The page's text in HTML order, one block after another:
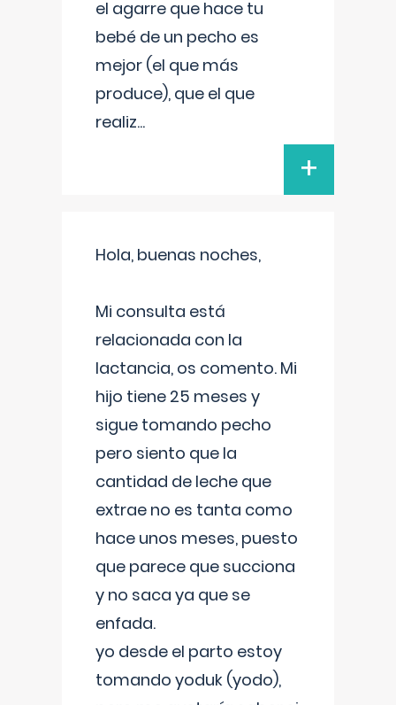
el agarre que hace tu
bebé de un pecho es
mejor (el que más
produce), que el que
realiz...
+
Hola, buenas noches,
Mi consulta está
relacionada con la
lactancia, os comento. Mi
hijo tiene 25 meses y
sigue tomando pecho
pero siento que la
cantidad de leche que
extrae no es tanta como
hace unos meses, puesto
que parece que succiona
y no saca ya que se
enfada.
yo desde el parto estoy
tomando yoduk (yodo),